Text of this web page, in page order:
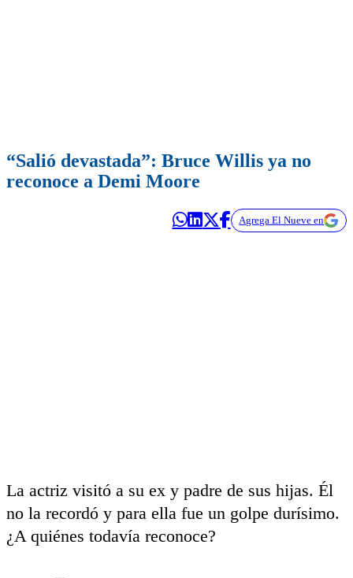
“Salió devastada”: Bruce Willis ya no
reconoce a Demi Moore
Agrega El Nueve en
La actriz visitó a su ex y padre de sus hijas. Él
no la recordó y para ella fue un golpe durísimo.
¿A quiénes todavía reconoce?